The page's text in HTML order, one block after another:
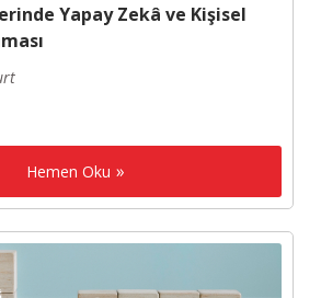
Yapay Zekâ ve Kişisel
Hemen Oku